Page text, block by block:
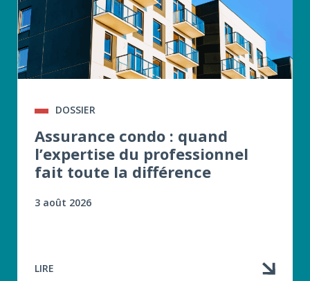
DOSSIER
Assurance condo : quand
l’expertise du professionnel
fait toute la différence
3 août 2026
LIRE